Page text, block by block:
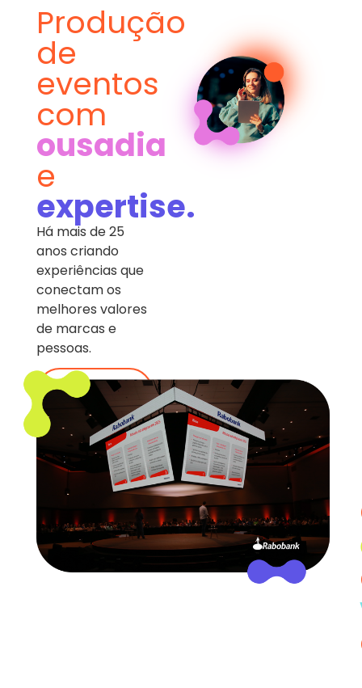
Produção
de
eventos
com
ousadia
e
expertise.
Há mais de 25
anos criando
experiências que
conectam os
melhores valores
de marcas e
pessoas.
quem
somos